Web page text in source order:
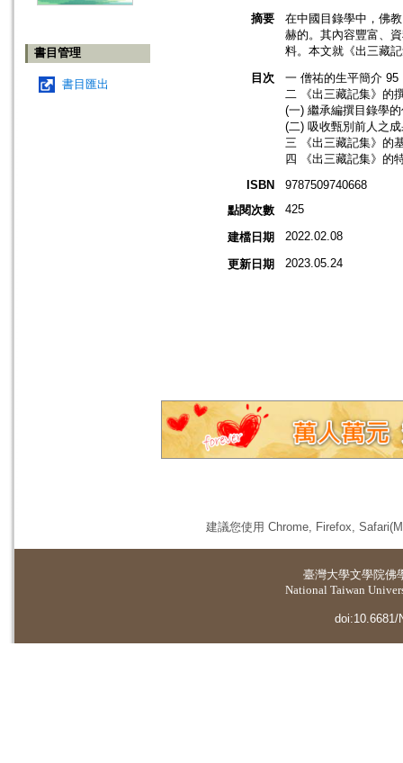
書目管理
書目匯出
摘要
在中國目錄學中，佛
赫的。其內容豐富、
料。本文就《出三藏
目次
一 僧祐的生平簡介 95
二 《出三藏記集》的
(一) 繼承編撰目錄學
(二) 吸收甄別前人之
三 《出三藏記集》的
四 《出三藏記集》的
ISBN
9787509740668
點閱次數
425
建檔日期 2022.02.08
更新日期 2023.05.24
建議您使用 Chrome, Firefox,
臺灣大學文學院佛
National Taiwan
doi:10.6681/